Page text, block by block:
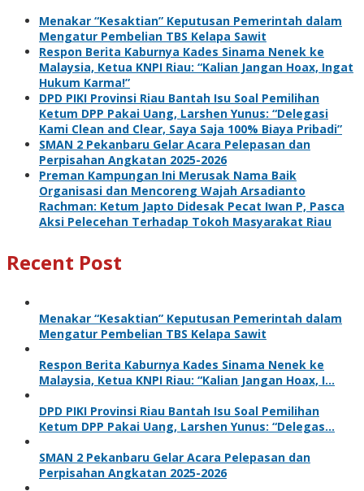
Menakar “Kesaktian” Keputusan Pemerintah dalam
Mengatur Pembelian TBS Kelapa Sawit
Respon Berita Kaburnya Kades Sinama Nenek ke
Malaysia, Ketua KNPI Riau: “Kalian Jangan Hoax, Ingat
Hukum Karma!”
DPD PIKI Provinsi Riau Bantah Isu Soal Pemilihan
Ketum DPP Pakai Uang, Larshen Yunus: “Delegasi
Kami Clean and Clear, Saya Saja 100% Biaya Pribadi”
SMAN 2 Pekanbaru Gelar Acara Pelepasan dan
Perpisahan Angkatan 2025-2026
Preman Kampungan Ini Merusak Nama Baik
Organisasi dan Mencoreng Wajah Arsadianto
Rachman: Ketum Japto Didesak Pecat Iwan P, Pasca
Aksi Pelecehan Terhadap Tokoh Masyarakat Riau
Recent Post
Menakar “Kesaktian” Keputusan Pemerintah dalam
Mengatur Pembelian TBS Kelapa Sawit
Respon Berita Kaburnya Kades Sinama Nenek ke
Malaysia, Ketua KNPI Riau: “Kalian Jangan Hoax, I…
DPD PIKI Provinsi Riau Bantah Isu Soal Pemilihan
Ketum DPP Pakai Uang, Larshen Yunus: “Delegas…
SMAN 2 Pekanbaru Gelar Acara Pelepasan dan
Perpisahan Angkatan 2025-2026